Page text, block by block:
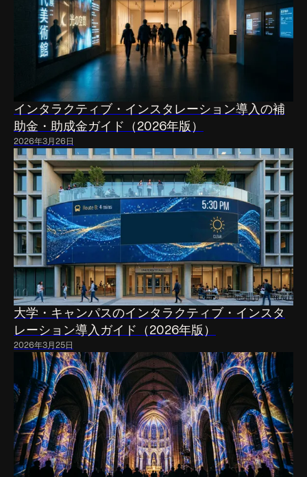
インタラクティブ・インスタレーション導入の補
助金・助成金ガイド（2026年版）
2026年3月26日
大学・キャンパスのインタラクティブ・インスタ
レーション導入ガイド（2026年版）
2026年3月25日